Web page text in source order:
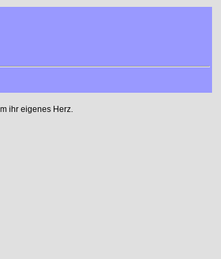
ihr eigenes Herz.